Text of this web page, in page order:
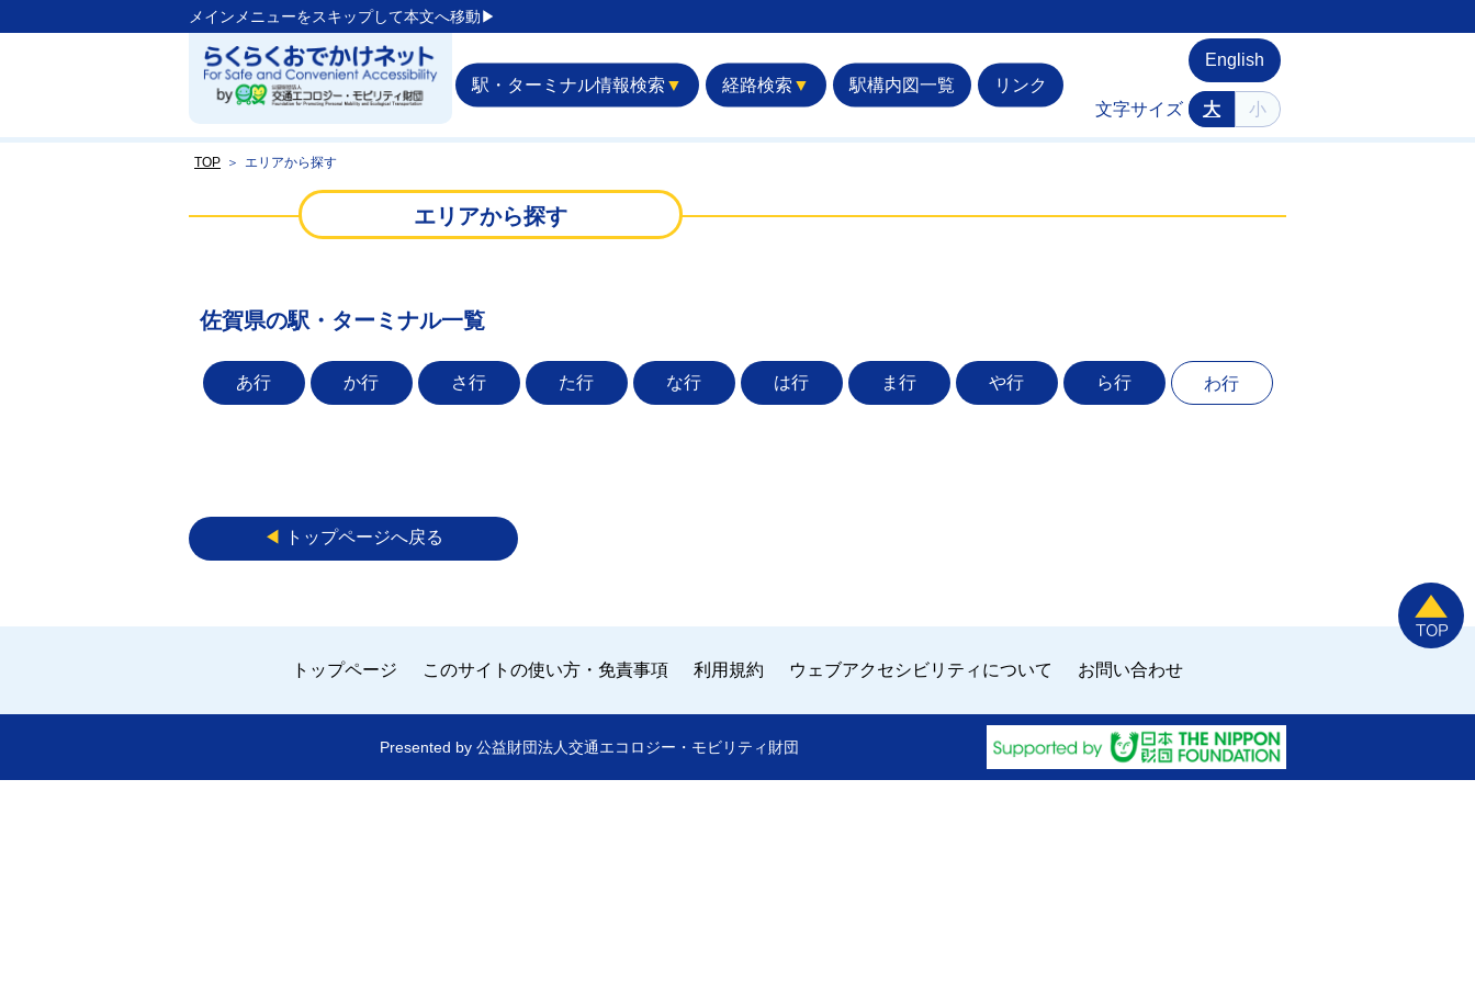
メインメニューをスキップして本文へ移動▶︎
駅・ターミナル情報検索 ▼ 経路検索 ▼ 駅構内図一覧 リンク
English
文字サイズ 大 小
TOP ＞ エリアから探す
エリアから探す
佐賀県の駅・ターミナル一覧
あ行 か行 さ行 た行 な行 は行 ま行 や行 ら行 わ行
◀︎ トップページへ戻る
トップページ このサイトの使い方・免責事項 利用規約 ウェブアクセシビリティについて お問い合わせ
Presented by 公益財団法人交通エコロジー・モビリティ財団